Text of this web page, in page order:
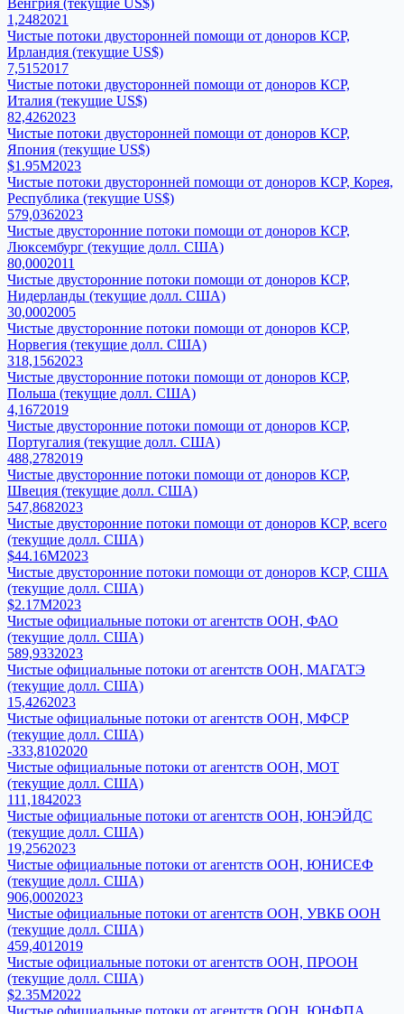
Венгрия (текущие US$)
1,2482021
Чистые потоки двусторонней помощи от доноров КСР,
Ирландия (текущие US$)
7,5152017
Чистые потоки двусторонней помощи от доноров КСР,
Италия (текущие US$)
82,4262023
Чистые потоки двусторонней помощи от доноров КСР,
Япония (текущие US$)
$1.95M2023
Чистые потоки двусторонней помощи от доноров КСР, Корея,
Республика (текущие US$)
579,0362023
Чистые двусторонние потоки помощи от доноров КСР,
Люксембург (текущие долл. США)
80,0002011
Чистые двусторонние потоки помощи от доноров КСР,
Нидерланды (текущие долл. США)
30,0002005
Чистые двусторонние потоки помощи от доноров КСР,
Норвегия (текущие долл. США)
318,1562023
Чистые двусторонние потоки помощи от доноров КСР,
Польша (текущие долл. США)
4,1672019
Чистые двусторонние потоки помощи от доноров КСР,
Португалия (текущие долл. США)
488,2782019
Чистые двусторонние потоки помощи от доноров КСР,
Швеция (текущие долл. США)
547,8682023
Чистые двусторонние потоки помощи от доноров КСР, всего
(текущие долл. США)
$44.16M2023
Чистые двусторонние потоки помощи от доноров КСР, США
(текущие долл. США)
$2.17M2023
Чистые официальные потоки от агентств ООН, ФАО
(текущие долл. США)
589,9332023
Чистые официальные потоки от агентств ООН, МАГАТЭ
(текущие долл. США)
15,4262023
Чистые официальные потоки от агентств ООН, МФСР
(текущие долл. США)
-333,8102020
Чистые официальные потоки от агентств ООН, МОТ
(текущие долл. США)
111,1842023
Чистые официальные потоки от агентств ООН, ЮНЭЙДС
(текущие долл. США)
19,2562023
Чистые официальные потоки от агентств ООН, ЮНИСЕФ
(текущие долл. США)
906,0002023
Чистые официальные потоки от агентств ООН, УВКБ ООН
(текущие долл. США)
459,401 2019
Чистые официальные потоки от агентств ООН, ПРООН
(текущие долл. США)
$2.35M2022
Чистые официальные потоки от агентств ООН, ЮНФПА